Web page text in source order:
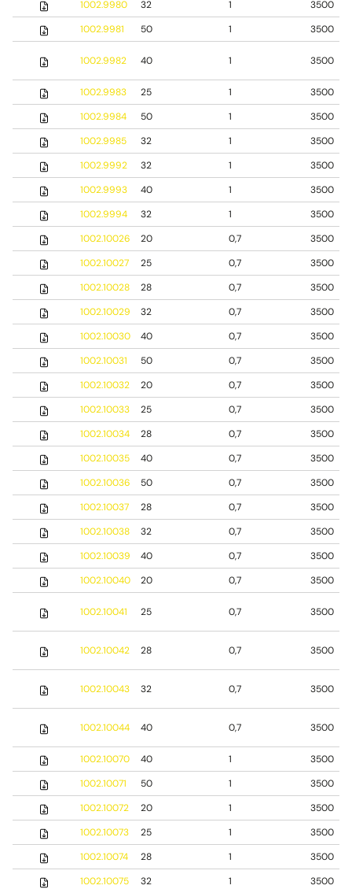
1002.9980 32 1
3500
1002.9981
50 1 3500
1002.9982 40 1 3500
1002.9983 25 1
3500
1002.9984
50 1
3500
1002.9985
32 1
3500
1002.9992
32 1
3500
1002.9993
40 1
3500
1002.9994
32 1
3500
1002.10026
20 0,7
3500
1002.10027
25 0,7
3500
1002.10028
28 0,7
3500
1002.10029
32 0,7
3500
1002.10030
40 0,7
3500
1002.10031
50 0,7
3500
1002.10032
20 0,7
3500
1002.10033
25 0,7
3500
1002.10034
28 0,7
3500
1002.10035
40 0,7
3500
1002.10036
50 0,7
3500
1002.10037
28 0,7
3500
1002.10038
32 0,7
3500
1002.10039
40 0,7
3500
1002.10040
20 0,7 3500
1002.10041 25 0,7 3500
1002.10042 28 0,7 3500
1002.10043 32 0,7 3500
1002.10044 40 0,7 3500
1002.10070 40 1
3500
1002.10071
50 1
3500
1002.10072
20 1
3500
1002.10073
25 1
3500
1002.10074
28 1
3500
1002.10075
32 1
3500